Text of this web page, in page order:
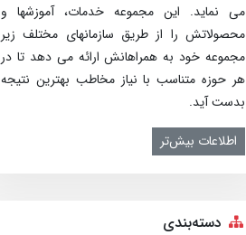
می­ نماید. این مجموعه خدمات، آموزش­ها و
محصولاتش را از طریق سازمان­های مختلف زیر
مجموعه خود به همراهانش ارائه می­ دهد تا در
هر حوزه متناسب با نیاز مخاطب بهترین نتیجه
بدست آید.
اطلاعات بیش‌تر
دسته‌بندی